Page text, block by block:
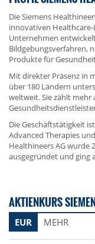
Die Siemens
innovativen
Unternehmen
Bildgebungsverfahren,
Produkte für
Mit direkter Präsenz in
über 180 Ländern
weltweit. Sie zählt mehr
Die Geschäftstätigkeit
Advanced Therapies
Healthineers AG wurde
ausgegründet und ging
AKTIENKURS
EUR MEHR